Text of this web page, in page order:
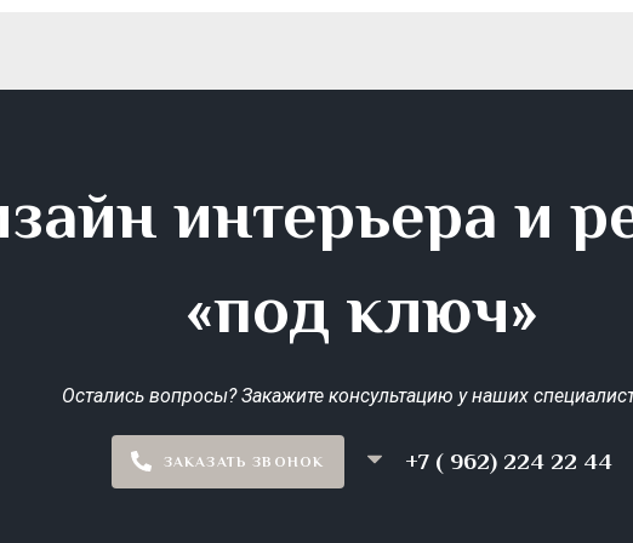
интерьера и
«под ключ»
Остались вопросы? Закажите консультацию у наших
ЗАКАЗАТЬ ЗВОНОК +7 ( 962) 224 22 44